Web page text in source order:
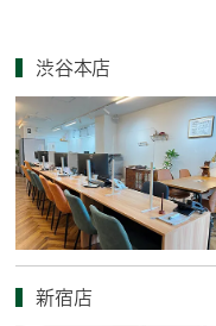
渋谷本店
新宿店